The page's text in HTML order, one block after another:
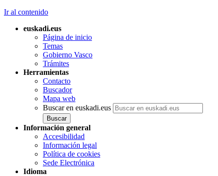
Ir al contenido
euskadi.eus
Página de inicio
Temas
Gobierno Vasco
Trámites
Herramientas
Contacto
Buscador
Mapa web
Buscar en euskadi.eus
Información general
Accesibilidad
Información legal
Política de cookies
Sede Electrónica
Idioma